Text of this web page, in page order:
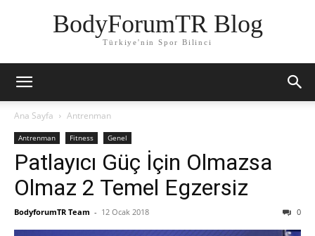
BodyForumTR Blog
Türkiye'nin Spor Bilinci
Ana Sayfa Antrenman
Antrenman Fitness Genel
Patlayıcı Güç İçin Olmazsa
Olmaz 2 Temel Egzersiz
BodyforumTR Team - 12 Ocak 2018 0